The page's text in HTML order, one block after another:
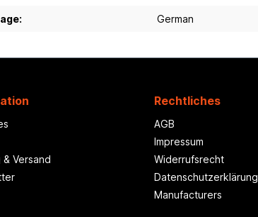
German
& Versand
Rechtliches
AGB
Impressum
Widerrufsrecht
Datenschutzerklärung
Manufacturers